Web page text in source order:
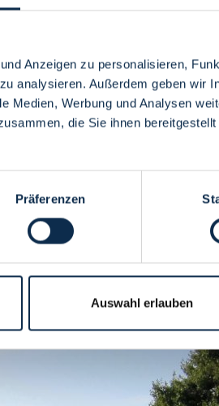
Anzeigen zu personalisieren,
analysieren. Außerdem geben wir
Medien, Werbung und Analysen
die Sie ihnen
Präferenzen
Auswahl erlauben